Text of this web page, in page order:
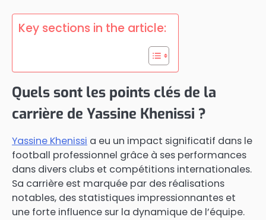
Key sections in the article:
Quels sont les points clés de la
carrière de Yassine Khenissi ?
Yassine Khenissi a eu un impact significatif dans le
football professionnel grâce à ses performances
dans divers clubs et compétitions internationales.
Sa carrière est marquée par des réalisations
notables, des statistiques impressionnantes et
une forte influence sur la dynamique de l’équipe.